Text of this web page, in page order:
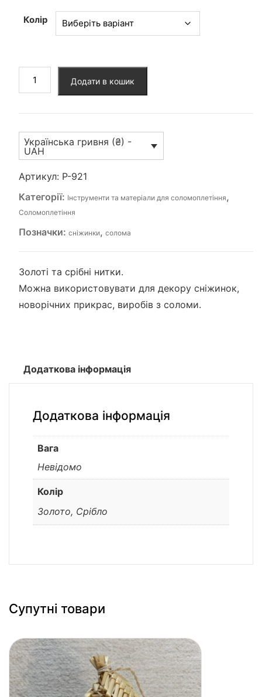
Колір
кількість
Додати в кошик
Українська гривня (₴) -
UAH
Артикул: P-921
Категорії: Інструменти та матеріали для соломоплетіння,
Соломоплетіння
Позначки: сніжинки, солома
Золоті та срібні нитки.
Можна використовувати для декору сніжинок,
новорічних прикрас, виробів з соломи.
Додаткова інформація
Додаткова інформація
Вага
Невідомо
Колір
Золото, Срібло
Супутні товари